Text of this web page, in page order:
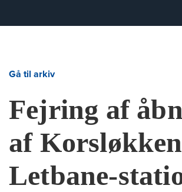
Gå til arkiv
Fejring af
af Korsløkken
Letbane-